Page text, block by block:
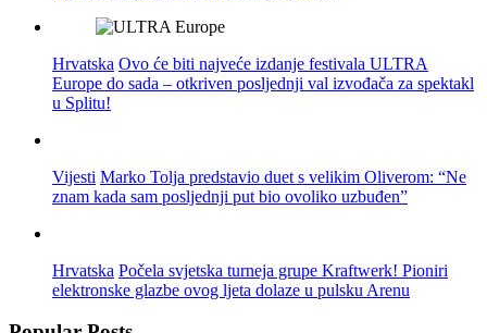
Hrvatska Ovo će biti najveće izdanje festivala ULTRA
Europe do sada – otkriven posljednji val izvođača za spektakl
u Splitu!
Vijesti Marko Tolja predstavio duet s velikim Oliverom: “Ne
znam kada sam posljednji put bio ovoliko uzbuđen”
Hrvatska Počela svjetska turneja grupe Kraftwerk! Pioniri
elektronske glazbe ovog ljeta dolaze u pulsku Arenu